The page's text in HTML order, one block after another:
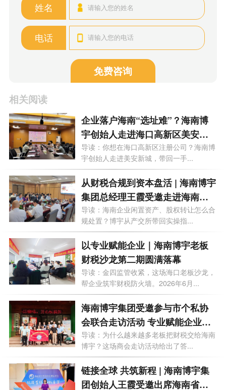
姓名
电话
免费咨询
相关阅读
企业落户海南“选址难”？海南博
宇创始人走进海口高新区美安新
城，为您精准匹配园区政策！
导读：你想在海口高新区注册公司？海南博
宇创始人走进美安新城，带回一手...
从财税合规到资本盘活 | 海南博宇
集团总经理王霞受邀走进海南产
交所
导读：海南企业闲置资产、股权转让怎么合
规处置？博宇从产交所带回实操指...
以专业赋能企业｜海南博宇老板
财税沙龙第二期圆满落幕
导读：金四监管收紧，这场海口老板沙龙，
帮企业筑牢财税防火墙。2026年6月...
海南博宇集团受邀参与市个私协
会联合走访活动 专业赋能企业老
板财务思维升级
导读：为什么越来越多老板把财税交给海南
博宇？这场商会走访活动给出了答...
链接全球 共筑新程 | 海南博宇集
团创始人王霞受邀出席海南省对